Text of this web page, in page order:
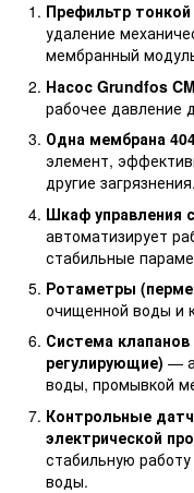
Префильтр
удаление
мембранный
Насос Grundfos
рабочее давление
Одна мембрана
элемент,
другие загрязнения.
Шкаф управления
автоматизирует
стабильные
Ротаметры
очищенной воды и
Система
регулирующие) —
воды, промывкой
Контрольные
электрической
стабильную
воды.